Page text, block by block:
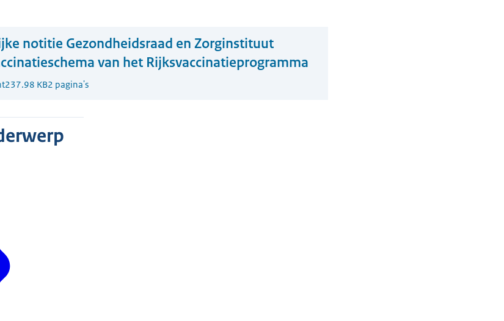
notitie Gezondheidsraad en Zorginstituut
van het Rijksvaccinatieprogramma
237.98 KB2 pagina's